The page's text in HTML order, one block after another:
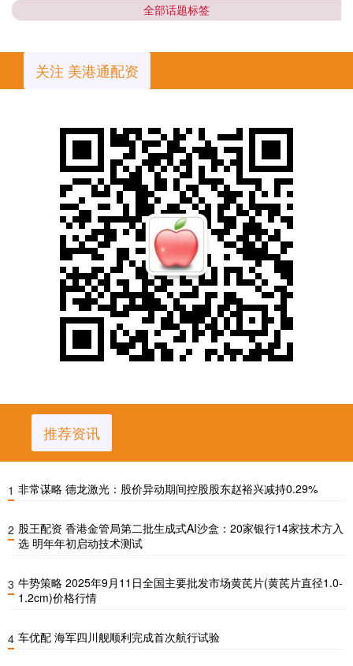
全部话题标签
关注 美港通配资
推荐资讯
1 非常谋略 德龙激光：股价异动期间控股股东赵裕兴减持0.29%
2 股王配资 香港金管局第二批生成式AI沙盒：20家银行14家技术方入
选 明年年初启动技术测试
3 牛势策略 2025年9月11日全国主要批发市场黄芪片(黄芪片直径1.0-
1.2cm)价格行情
4 车优配 海军四川舰顺利完成首次航行试验